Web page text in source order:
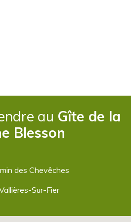
au Gîte de la
Blesson
des Chevêches
Sur-Fier